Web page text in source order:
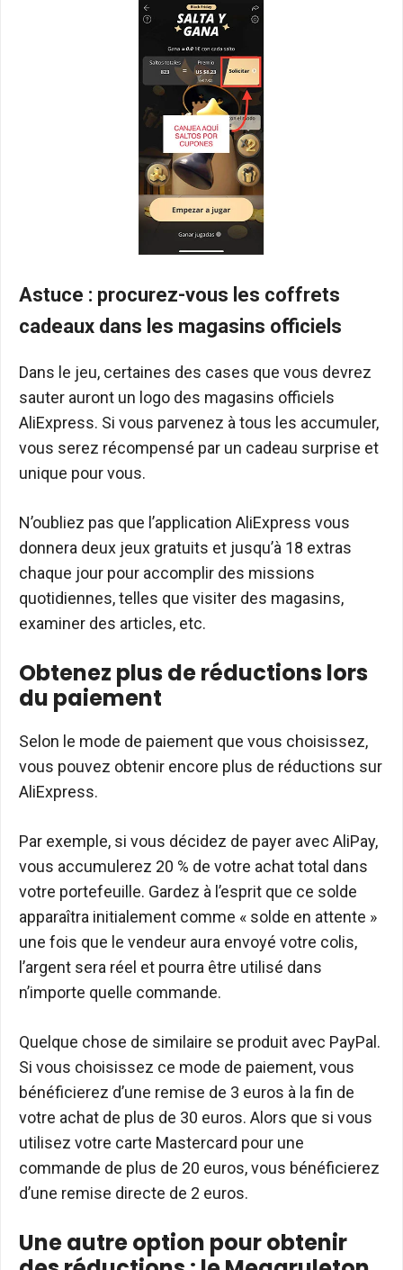
Astuce : procurez-vous les coffrets
cadeaux dans les magasins officiels
Dans le jeu, certaines des cases que vous devrez
sauter auront un logo des magasins officiels
AliExpress. Si vous parvenez à tous les accumuler,
vous serez récompensé par un cadeau surprise et
unique pour vous.
N’oubliez pas que l’application AliExpress vous
donnera deux jeux gratuits et jusqu’à 18 extras
chaque jour pour accomplir des missions
quotidiennes, telles que visiter des magasins,
examiner des articles, etc.
Obtenez plus de réductions lors
du paiement
Selon le mode de paiement que vous choisissez,
vous pouvez obtenir encore plus de réductions sur
AliExpress.
Par exemple, si vous décidez de payer avec AliPay,
vous accumulerez 20 % de votre achat total dans
votre portefeuille. Gardez à l’esprit que ce solde
apparaîtra initialement comme « solde en attente »
une fois que le vendeur aura envoyé votre colis,
l’argent sera réel et pourra être utilisé dans
n’importe quelle commande.
Quelque chose de similaire se produit avec PayPal.
Si vous choisissez ce mode de paiement, vous
bénéficierez d’une remise de 3 euros à la fin de
votre achat de plus de 30 euros. Alors que si vous
utilisez votre carte Mastercard pour une
commande de plus de 20 euros, vous bénéficierez
d’une remise directe de 2 euros.
Une autre option pour obtenir